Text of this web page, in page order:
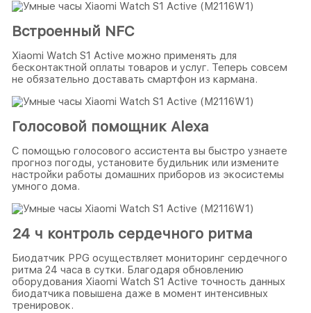
Встроенный NFC
Xiaomi Watch S1 Active можно применять для
бесконтактной оплаты товаров и услуг. Теперь совсем
не обязательно доставать смартфон из кармана.
Голосовой помощник Alexa
С помощью голосового ассистента вы быстро узнаете
прогноз погоды, установите будильник или измените
настройки работы домашних приборов из экосистемы
умного дома.
24 ч контроль сердечного ритма
Биодатчик PPG осуществляет мониторинг сердечного
ритма 24 часа в сутки. Благодаря обновлению
оборудования Xiaomi Watch S1 Active точность данных
биодатчика повышена даже в момент интенсивных
тренировок.